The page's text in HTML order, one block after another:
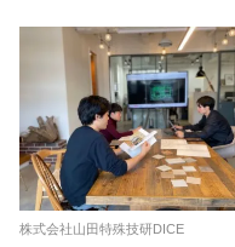
株式会社山田特殊技研DICE